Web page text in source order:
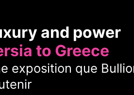
and power
to Greece
exposition que